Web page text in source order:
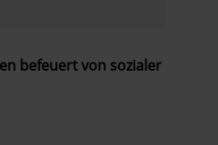
befeuert von sozialer